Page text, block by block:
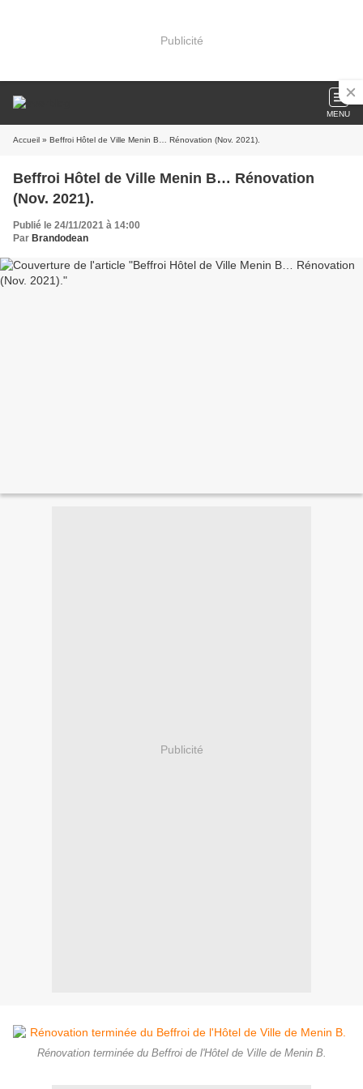
Publicité
MENU
Accueil » Beffroi Hôtel de Ville Menin B… Rénovation (Nov. 2021).
Beffroi Hôtel de Ville Menin B… Rénovation
(Nov. 2021).
Publié le 24/11/2021 à 14:00
Par Brandodean
Publicité
Rénovation terminée du Beffroi de l'Hôtel de Ville de Menin B.